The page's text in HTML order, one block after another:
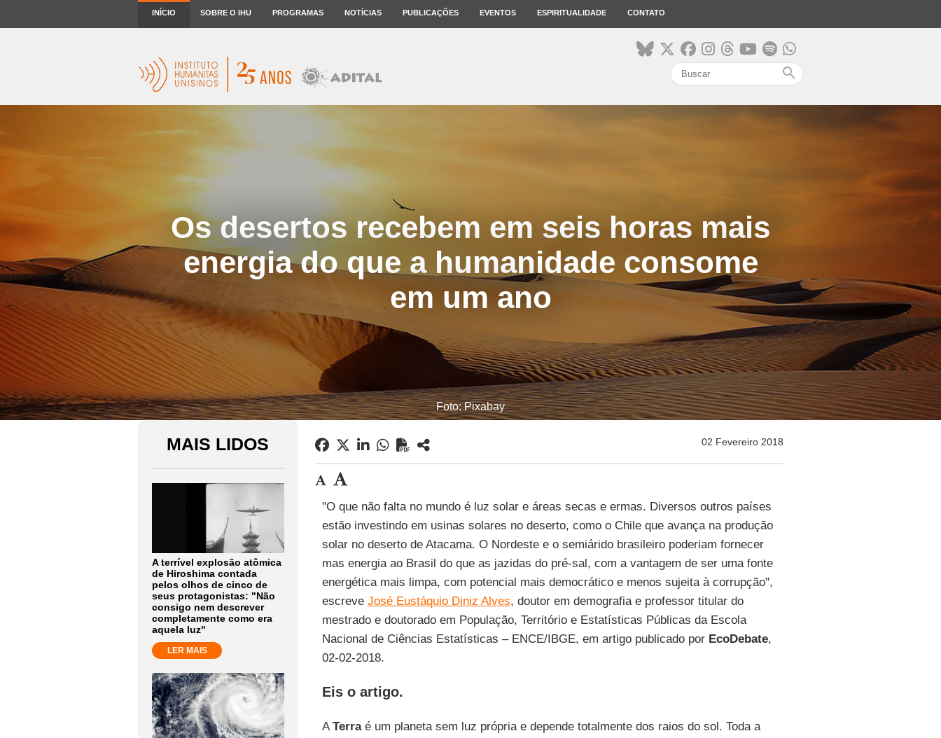
INÍCIO SOBRE O IHU PROGRAMAS NOTÍCIAS PUBLICAÇÕES EVENTOS ESPIRITUALIDADE CONTATO
search
Os desertos recebem em seis horas mais
energia do que a humanidade consome
em um ano
Foto: Pixabay
MAIS LIDOS
A terrível explosão atômica
de Hiroshima contada
pelos olhos de cinco de
seus protagonistas: "Não
consigo nem descrever
completamente como era
aquela luz"
LER MAIS
02 Fevereiro 2018
"O que não falta no mundo é luz solar e áreas secas e ermas. Diversos outros países
estão investindo em usinas solares no deserto, como o Chile que avança na produção
solar no deserto de Atacama. O Nordeste e o semiárido brasileiro poderiam fornecer
mas energia ao Brasil do que as jazidas do pré-sal, com a vantagem de ser uma fonte
energética mais limpa, com potencial mais democrático e menos sujeita à corrupção",
escreve José Eustáquio Diniz Alves, doutor em demografia e professor titular do
mestrado e doutorado em População, Território e Estatísticas Públicas da Escola
Nacional de Ciências Estatísticas – ENCE/IBGE, em artigo publicado por EcoDebate,
02-02-2018.
Eis o artigo.
ATerraé um planeta sem luz própria e depende totalmente dos raios do sol. Toda a